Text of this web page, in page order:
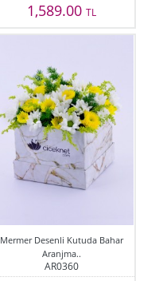
1,589.00 TL
Mermer Desenli Kutuda Bahar
Aranjma..
AR0360